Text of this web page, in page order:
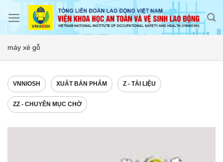
máy xẻ gỗ
VNNIOSH XUẤT BẢN PHẨM Z - TÀI LIỆU
ZZ - CHUYÊN MỤC CHỜ